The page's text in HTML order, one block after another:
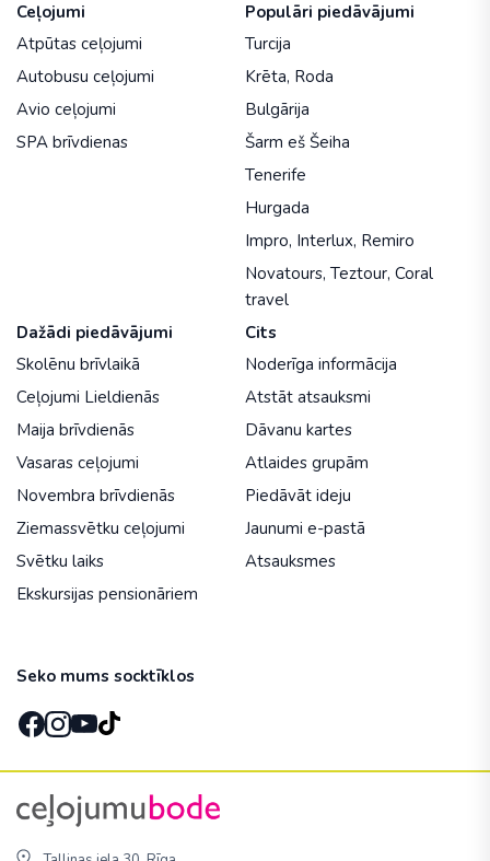
Ceļojumi
Atpūtas ceļojumi
Autobusu ceļojumi
Avio ceļojumi
SPA brīvdienas
Populāri piedāvājumi
Turcija
Krēta, Roda
Bulgārija
Šarm eš Šeiha
Tenerife
Hurgada
Impro, Interlux, Remiro
Novatours, Teztour, Coral
travel
Dažādi piedāvājumi
Skolēnu brīvlaikā
Ceļojumi Lieldienās
Maija brīvdienās
Vasaras ceļojumi
Novembra brīvdienās
Ziemassvētku ceļojumi
Svētku laiks
Ekskursijas pensionāriem
Cits
Noderīga informācija
Atstāt atsauksmi
Dāvanu kartes
Atlaides grupām
Piedāvāt ideju
Jaunumi e-pastā
Atsauksmes
Seko mums socktīklos